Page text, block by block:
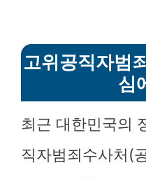
고위공직자범
심
최근 대한민국의
직자범죄수사처(